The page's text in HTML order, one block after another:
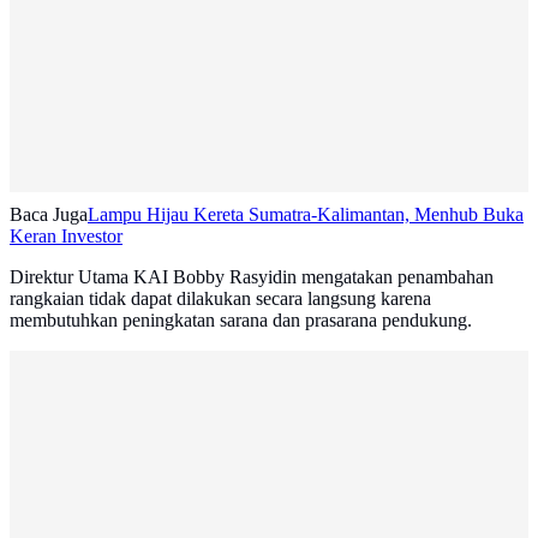
Baca JugaLampu Hijau Kereta Sumatra-Kalimantan, Menhub Buka
Keran Investor
Direktur Utama KAI Bobby Rasyidin mengatakan penambahan
rangkaian tidak dapat dilakukan secara langsung karena
membutuhkan peningkatan sarana dan prasarana pendukung.